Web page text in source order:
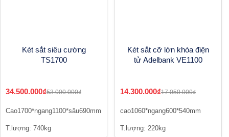
Két sắt siêu cường
TS1700
34.500.000₫53.000.000₫
Cao1700*ngang1100*sâu690mm
T.lượng: 740kg
Két sắt cỡ lớn khóa điện
tử Adelbank VE1100
14.300.000₫17.050.000₫
cao1060*ngang600*540mm
T.lượng: 220kg